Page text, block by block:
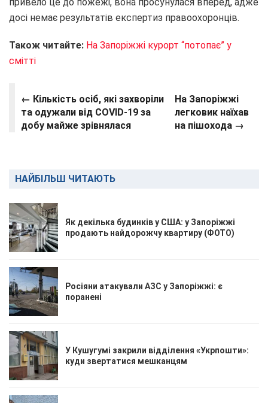
досі немає результатів експертиз правоохоронців.
Також читайте: На Запоріжжі курорт “потопає” у
смітті
← Кількість осіб, які захворіли
та одужали від COVID-19 за
добу майже зрівнялася
На Запоріжжі
легковик наїхав
на пішохода →
НАЙБІЛЬШ ЧИТАЮТЬ
Як декілька будинків у США: у Запоріжжі
продають найдорожчу квартиру (ФОТО)
Росіяни атакували АЗС у Запоріжжі: є
поранені
У Кушугумі закрили відділення «Укрпошти»:
куди звертатися мешканцям